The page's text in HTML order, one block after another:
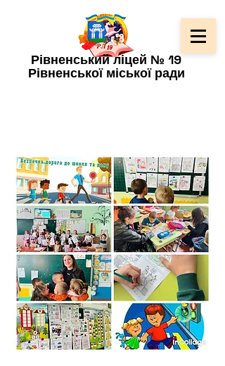
Рівненський ліцей № 19
Рівненської міської ради